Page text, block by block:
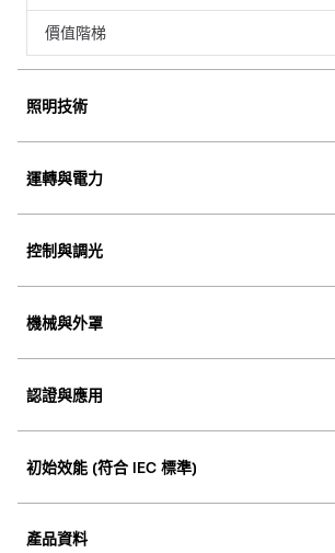
價值階梯
照明技術
運轉與電力
控制與調光
機械與外罩
認證與應用
初始效能 (符合 IEC 標準)
產品資料